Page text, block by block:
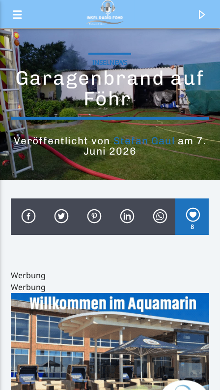
Das Wetter
Inselradio Föhr
Handystream
INSELNEWS
Garagenbrand auf
Föhr
Veröffentlicht vonStefan Gaulam 7.
Juni 2026
8
Werbung
Werbung